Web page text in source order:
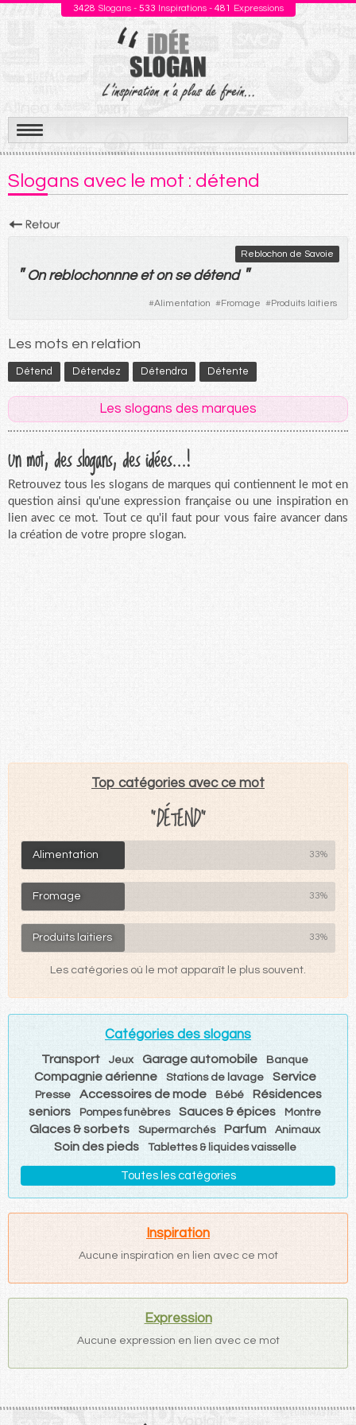
3428 Slogans - 533 Inspirations - 481 Expressions
Aller
au
contenu
Slogans avec le mot : détend
Reblochon de Savoie
" Onreblochonnneet on se détend "
#Alimentation #Fromage #Produits laitiers
Les mots en relation
Détend Détendez Détendra Détente
Les slogans des marques
Un mot, des slogans, des idées...!
Retrouvez tous les slogans de marques qui contiennent le mot en
question ainsi qu'une expression française ou une inspiration en
lien avec ce mot. Tout ce qu'il faut pour vous faire avancer dans
la création de votre propre slogan.
Top catégories avec ce mot
"DÉTEND"
Alimentation 33%
Fromage 33%
Produits laitiers 33%
Les catégories où le mot apparaît le plus souvent.
Catégories des slogans
Transport Jeux Garage automobile Banque
Compagnie aérienne Stations de lavage Service
Presse Accessoires de mode Bébé
Résidences
seniors
Pompes funèbres Sauces & épices Montre
Glaces & sorbets Supermarchés Parfum Animaux
Soin des pieds Tablettes & liquides vaisselle
Toutes les catégories
Inspiration
Aucune inspiration en lien avec ce mot
Expression
Aucune expression en lien avec ce mot